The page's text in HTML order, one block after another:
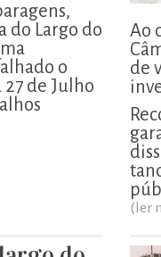
do Largo do
o
de Julho
Ao
de
(ler